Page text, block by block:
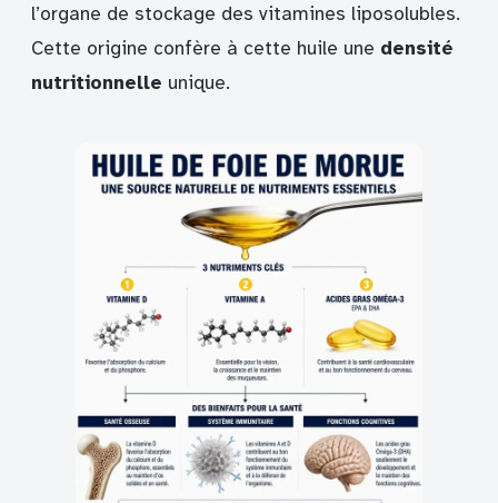
l’organe de stockage des vitamines liposolubles.
Cette origine confère à cette huile une densité
nutritionnelle unique.